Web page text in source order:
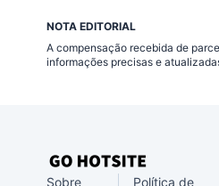
NOTA EDITORIAL
A compensação recebida de
informações precisas e
Sobre Política de